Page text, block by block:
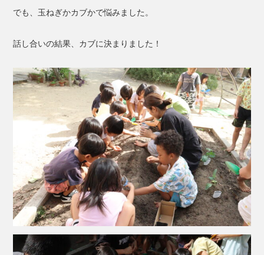
でも、玉ねぎかカブかで悩みました。
話し合いの結果、カブに決まりました！